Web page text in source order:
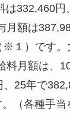
は332,460円
月額は
※１）です。
料月額は、
25年で
（各種手